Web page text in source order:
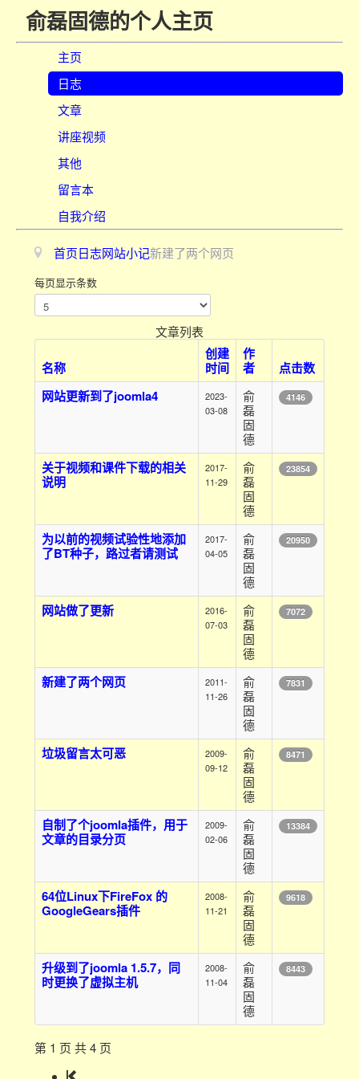
俞磊固德的个人主页
主页
日志
文章
讲座视频
其他
留言本
自我介绍
首页日志网站小记新建了两个网页
每页显示条数
文章列表
名称
创建
时间
作
者
点击数
网站更新到了joomla4
2023-
03-08
俞
磊
固
德
4146
关于视频和课件下载的相关
说明
2017-
11-29
俞
磊
固
德
23854
为以前的视频试验性地添加
了BT种子，路过者请测试
2017-
04-05
俞
磊
固
德
20950
网站做了更新
2016-
07-03
俞
磊
固
德
7072
新建了两个网页
2011-
11-26
俞
磊
固
德
7831
垃圾留言太可恶
2009-
09-12
俞
磊
固
德
8471
自制了个joomla插件，用于
文章的目录分页
2009-
02-06
俞
磊
固
德
13384
64位Linux下FireFox 的
GoogleGears插件
2008-
11-21
俞
磊
固
德
9618
升级到了joomla 1.5.7，同
时更换了虚拟主机
2008-
11-04
俞
磊
固
德
8443
第 1 页 共 4 页